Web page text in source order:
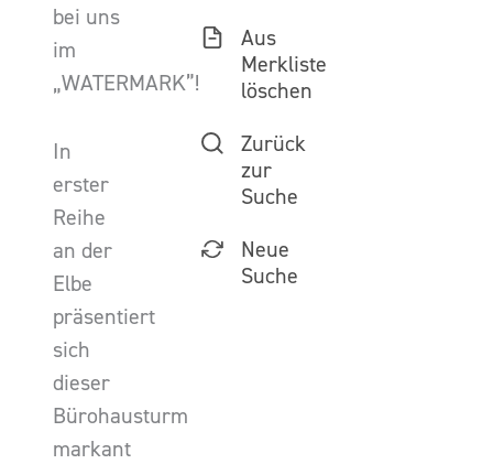
bei uns
im
„WATERMARK”!
In
erster
Reihe
an der
Elbe
präsentiert
sich
dieser
Bürohausturm
markant
Aus
Merkliste
löschen
Zurück
zur
Suche
Neue
Suche